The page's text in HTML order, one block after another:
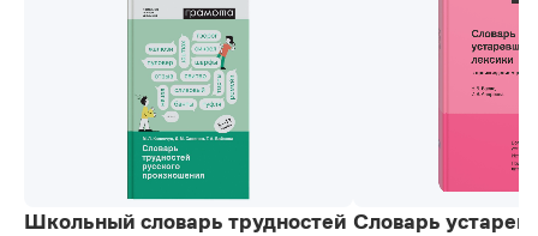
Школьный словарь трудностей Словарь